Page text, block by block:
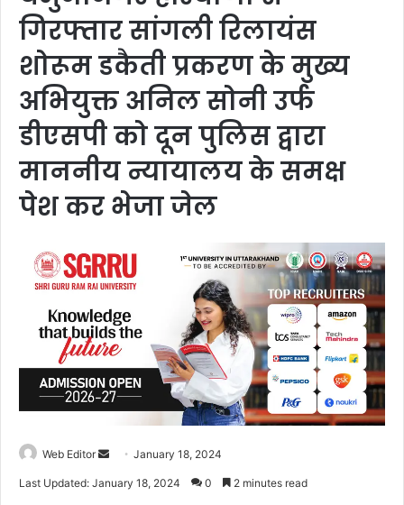
गिरफ्तार सांगली रिलायंस
शोरूम डकैती प्रकरण के मुख्य
अभियुक्त अनिल सोनी उर्फ
डीएसपी को दून पुलिस द्वारा
माननीय न्यायालय के समक्ष
पेश कर भेजा जेल
Web Editor January 18, 2024
Last Updated: January 18, 2024 0 2 minutes read